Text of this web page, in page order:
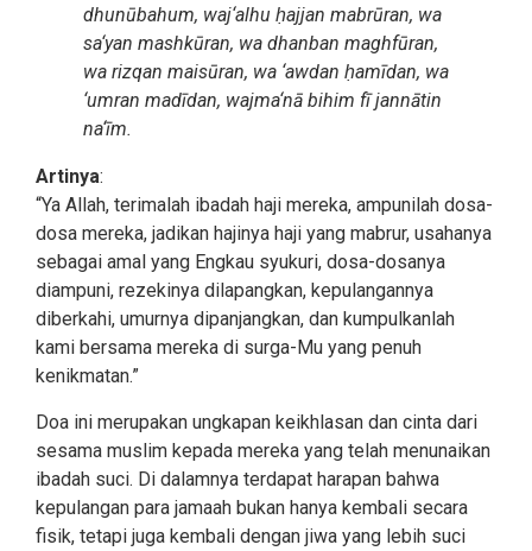
dhunūbahum, waj‘alhu ḥajjan mabrūran, wa
sa‘yan mashkūran, wa dhanban maghfūran,
wa rizqan maisūran, wa ‘awdan ḥamīdan, wa
‘umran madīdan, wajma‘nā bihim fī jannātin
na‘īm.
Artinya:
“Ya Allah, terimalah ibadah haji mereka, ampunilah dosa-
dosa mereka, jadikan hajinya haji yang mabrur, usahanya
sebagai amal yang Engkau syukuri, dosa-dosanya
diampuni, rezekinya dilapangkan, kepulangannya
diberkahi, umurnya dipanjangkan, dan kumpulkanlah
kami bersama mereka di surga-Mu yang penuh
kenikmatan.”
Doa ini merupakan ungkapan keikhlasan dan cinta dari
sesama muslim kepada mereka yang telah menunaikan
ibadah suci. Di dalamnya terdapat harapan bahwa
kepulangan para jamaah bukan hanya kembali secara
fisik, tetapi juga kembali dengan jiwa yang lebih suci